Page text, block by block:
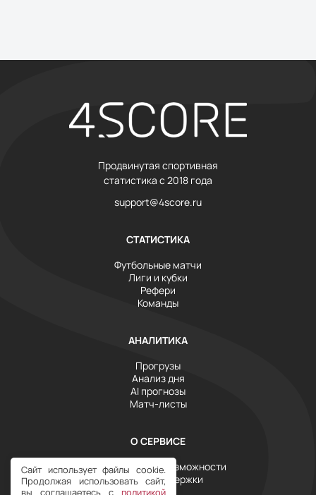
Продвинутая спортивная
статистика с 2018 года
support@4score.ru
СТАТИСТИКА
Футбольные матчи
Лиги и кубки
Рефери
Команды
АНАЛИТИКА
Прогрузы
Анализ дня
AI прогнозы
Матч-листы
О СЕРВИСЕ
Инструменты и возможности
Служба поддержки
Тарифы
Сайт использует файлы cookie.
Продолжая использовать сайт,
вы соглашаетесь с политикой